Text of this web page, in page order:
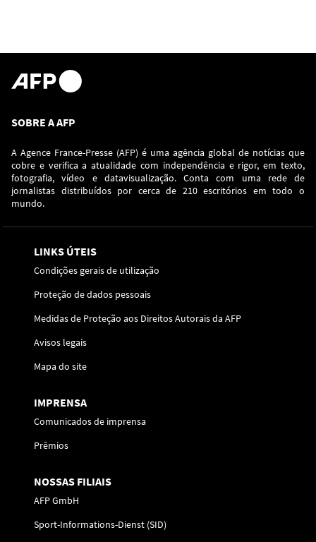
SOBRE A AFP
A Agence France-Presse (AFP) é uma agência global de notícias que
cobre e verifica a atualidade com independência e rigor, em texto,
fotografia, vídeo e datavisualização. Conta com uma rede de
jornalistas distribuídos por cerca de 210 escritórios em todo o
mundo.
LINKS ÚTEIS
Condições gerais de utilização
Proteção de dados pessoais
Medidas de Proteção aos Direitos Autorais da AFP
Avisos legais
Mapa do site
IMPRENSA
Comunicados de imprensa
Prêmios
NOSSAS FILIAIS
AFP GmbH
Sport-Informations-Dienst (SID)